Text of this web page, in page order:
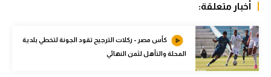
في المونديال
رياضة نسائية
آسيا
أخبار متعلقة:
كأس مصر - ركلات الترجيح تقود الجونة لتخطي بلدية
المحلة والتأهل لثمن النهائي